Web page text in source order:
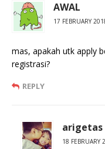
AWAL
17 FEBRUARY
mas, apakah utk apply
registrasi?
REPLY
arigetas
18 FEBRUARY